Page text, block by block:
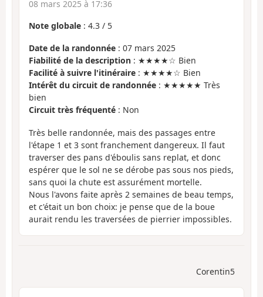
08 mars 2025 à 17:36
Note globale : 4.3 / 5
Date de la randonnée : 07 mars 2025
Fiabilité de la description : ★★★★☆ Bien
Facilité à suivre l'itinéraire : ★★★★☆ Bien
Intérêt du circuit de randonnée : ★★★★★ Très
bien
Circuit très fréquenté : Non
Très belle randonnée, mais des passages entre
l'étape 1 et 3 sont franchement dangereux. Il faut
traverser des pans d'éboulis sans replat, et donc
espérer que le sol ne se dérobe pas sous nos pieds,
sans quoi la chute est assurément mortelle.
Nous l'avons faite après 2 semaines de beau temps,
et c'était un bon choix: je pense que de la boue
aurait rendu les traversées de pierrier impossibles.
Corentin5